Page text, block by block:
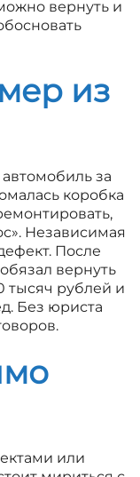
вернуть и
из
за
коробка
Независимая
После
вернуть
тысяч рублей и
Без юриста
или